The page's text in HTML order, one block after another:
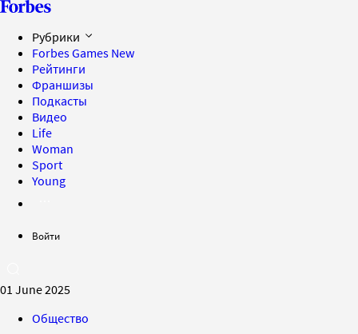
Рубрики
Forbes Games New
Рейтинги
Франшизы
Подкасты
Видео
Life
Woman
Sport
Young
Войти
01 June 2025
Общество